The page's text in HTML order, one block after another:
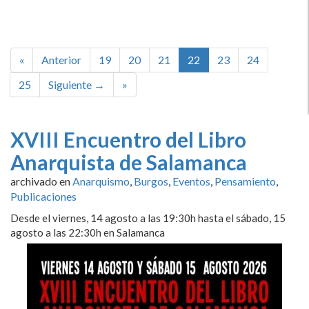
« Anterior 19 20 21 22 23
24
25
Siguiente → »
XVIII Encuentro del Libro
Anarquista de Salamanca
archivado enAnarquismo, Burgos, Eventos, Pensamiento,
Publicaciones
Desde el viernes, 14 agosto a las 19:30h hasta el sábado, 15
agosto a las 22:30h en Salamanca